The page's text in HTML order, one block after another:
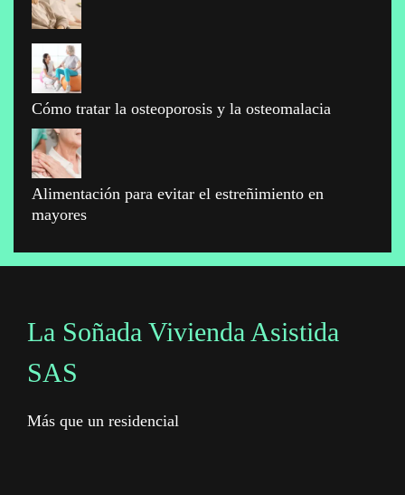
Cómo tratar la osteoporosis y la osteomalacia
Alimentación para evitar el estreñimiento en
mayores
La Soñada Vivienda Asistida
SAS
Más que un residencial